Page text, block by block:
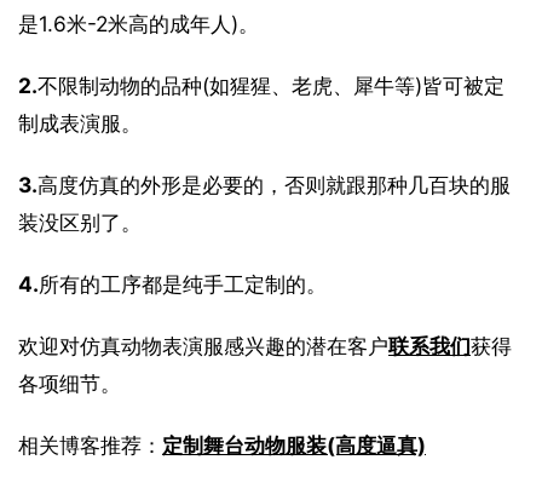
是1.6米-2米高的成年人)。
2.不限制动物的品种(如猩猩、老虎、犀牛等)皆可被定
制成表演服。
3.高度仿真的外形是必要的，否则就跟那种几百块的服
装没区别了。
4.所有的工序都是纯手工定制的。
欢迎对仿真动物表演服感兴趣的潜在客户联系我们获得
各项细节。
相关博客推荐： 定制舞台动物服装(高度逼真)